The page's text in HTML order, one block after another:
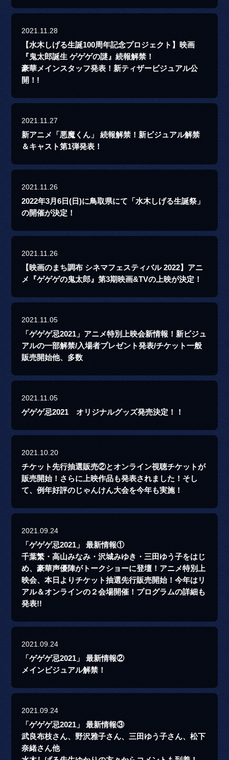
2021.11.28
【水木しげる生誕100周年記念プロジェクト】映画
『鬼太郎誕生 ゲゲゲの謎』続報解禁！
豪華メインスタッフ発表！新ティザービジュアル公
開！!
2021.11.27
新アニメ「悪魔くん」 続報解禁！新ビジュアル解禁
＆キャスト第1弾発表！
2021.11.26
2022年3月6日(日)に鳥取県にて「水木しげる生誕祭」
の開催が決定！
2021.11.26
【映画のまち調布 シネマフェスティバル 2022】アニ
メ『ゲゲゲの鬼太郎』第3期映画&TVの上映が決定！
2021.11.05
「ゲゲゲ忌2021」アニメ特別上映会新情報！新ビジュ
アルの一部解禁/入場者プレゼント発表/チケット一般
販売開始他、多数
2021.11.05
ゲゲゲ忌2021 オリジナルグッズ発売決定！！
2021.10.20
チケット先行抽選販売②とオンライン視聴チケットが
販売開始！さらに上映作品も発表されました！そし
て、例年好評のじゃんけん大会を今年も実施！
2021.09.24
「ゲゲゲ忌2021」 最新情報①
千葉繁・高山みなみ・沢城みゆき・三田ゆう子をはじ
め、豪華声優陣がトークショーに登壇！アニメ特別上
映会、本日よりチケット抽選先行販売開始！今年はリ
アル＆オンラインの２会場開催！プログラムの詳細も
発表!!
2021.09.24
「ゲゲゲ忌2021」 最新情報②
メインビジュアル解禁！
2021.09.24
「ゲゲゲ忌2021」 最新情報③
武良布枝さん、野沢雅子さん、三田ゆう子さん、松下
奈緒さん他